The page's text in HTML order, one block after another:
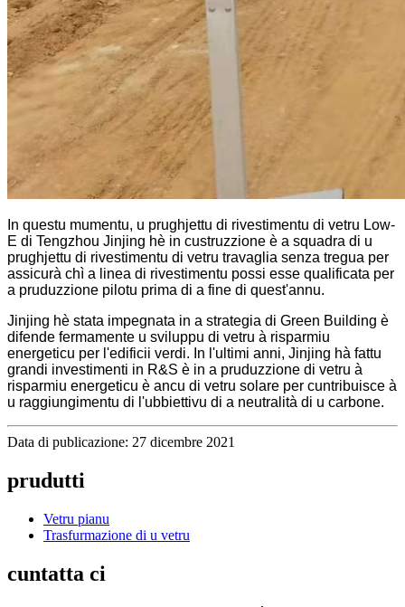
In questu mumentu, u prughjettu di rivestimentu di vetru Low-
E di Tengzhou Jinjing hè in custruzzione è a squadra di u
prughjettu di rivestimentu di vetru travaglia senza tregua per
assicurà chì a linea di rivestimentu possi esse qualificata per
a pruduzzione pilotu prima di a fine di quest'annu.
Jinjing hè stata impegnata in a strategia di Green Building è
difende fermamente u sviluppu di vetru à risparmiu
energeticu per l'edificii verdi. In l'ultimi anni, Jinjing hà fattu
grandi investimenti in R&S è in a pruduzzione di vetru à
risparmiu energeticu è ancu di vetru solare per cuntribuisce à
u raggiungimentu di l'ubbiettivu di a neutralità di u carbone.
Data di publicazione: 27 dicembre 2021
prudutti
Vetru pianu
Trasfurmazione di u vetru
cuntatta ci